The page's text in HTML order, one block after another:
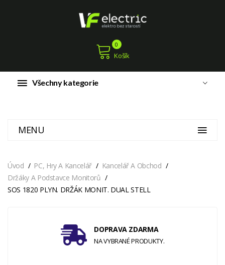
Košík
0
Všechny kategorie
MENU
Úvod PC, Hry A Kancelář
Kancelář A Obchod
Držáky A Podstavce Monitorů
SOS 1820 PLYN. DRŽÁK MONIT. DUAL STELL
DOPRAVA ZDARMA
NA VYBRANÉ PRODUKTY.